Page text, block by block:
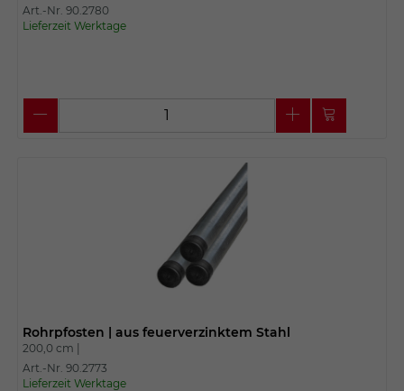
Art.-Nr. 90.2780
Lieferzeit Werktage
Rohrpfosten | aus feuerverzinktem Stahl
200,0 cm |
Art.-Nr. 90.2773
Lieferzeit Werktage